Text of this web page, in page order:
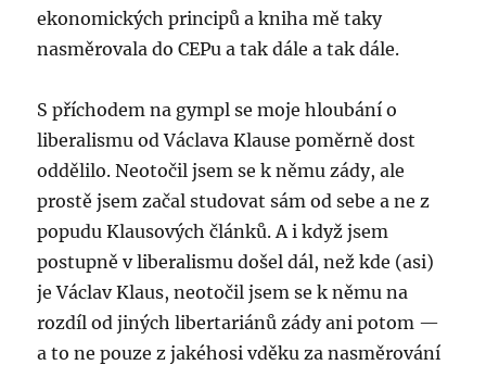
ekonomických principů a kniha mě taky
nasměrovala do CEPu a tak dále a tak dále.
S příchodem na gympl se moje hloubání o
liberalismu od Václava Klause poměrně dost
oddělilo. Neotočil jsem se k němu zády, ale
prostě jsem začal studovat sám od sebe a ne z
popudu Klausových článků. A i když jsem
postupně v liberalismu došel dál, než kde (asi)
je Václav Klaus, neotočil jsem se k němu na
rozdíl od jiných libertariánů zády ani potom —
a to ne pouze z jakéhosi vděku za nasměrování